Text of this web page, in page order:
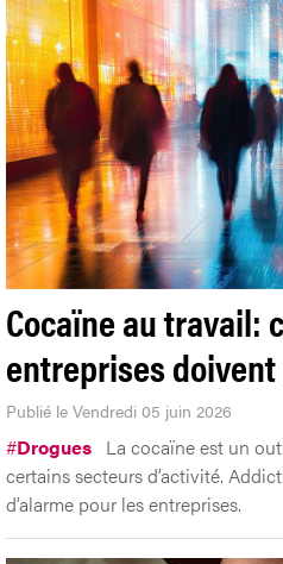
Cocaïne au travail:
entreprises
Publié le Vendredi 05 juin 2026
#Drogues La cocaïne est un
certains secteurs d’activité.
d’alarme pour les entreprises.